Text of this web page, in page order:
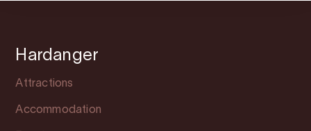
Hardanger
Attractions
Accommodation